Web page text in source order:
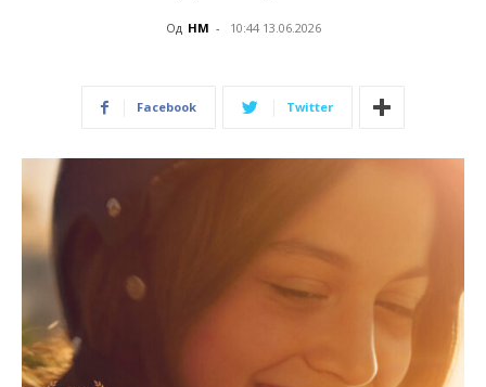
Од НМ - 10:44 13.06.2026
Facebook Twitter